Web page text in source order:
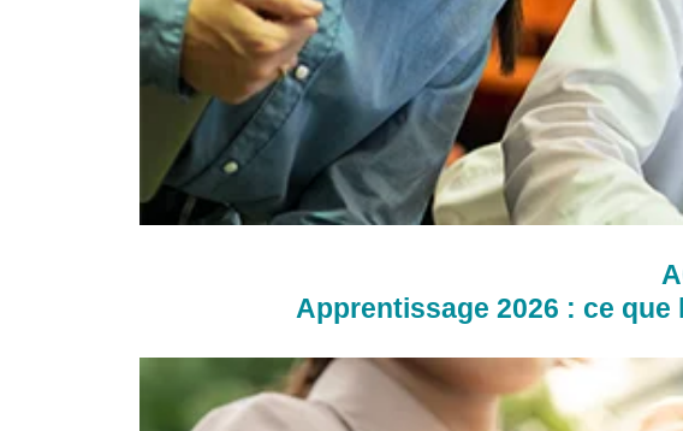
Apprentissage 2026 : ce